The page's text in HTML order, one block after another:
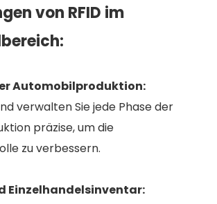
von RFID im
Automobilproduktion:
verwalten Sie jede Phase der
präzise, ​​um die
zu verbessern.
Einzelhandelsinventar: